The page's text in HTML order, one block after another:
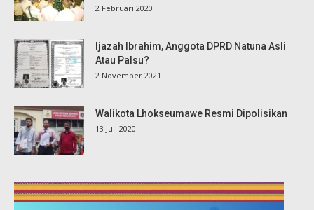
2 Februari 2020
Ijazah Ibrahim, Anggota DPRD Natuna Asli
Atau Palsu?
2 November 2021
Walikota Lhokseumawe Resmi Dipolisikan
13 Juli 2020